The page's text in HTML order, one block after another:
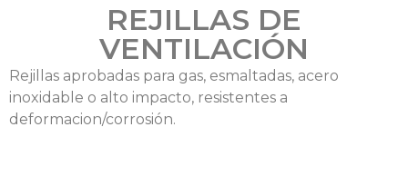
REJILLAS DE
VENTILACIÓN
Rejillas aprobadas para gas, esmaltadas, acero
inoxidable o alto impacto, resistentes a
deformacion/corrosión.